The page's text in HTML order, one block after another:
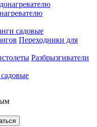
садовые
Переходники для
Разбрызгиватели